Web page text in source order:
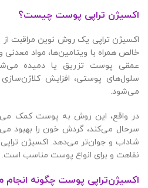
اکسیژن تراپی پوست چیست؟
اکسیژن تراپی یک روش نوین مراقبت
خالص همراه با ویتامین‌ها، مواد
عمقی پوست تزریق یا دمیده
سلول‌های پوستی، افزایش
می‌شود.
در واقع، این روش به پوست کمک
سرحال می‌کند، گردش خون را بهبود
شاداب و جوان‌تر می‌دهد. اکسیژن تراپی
نقاهت و برای انواع پوست مناسب است.
اکسیژن‌تراپی پوست چگونه